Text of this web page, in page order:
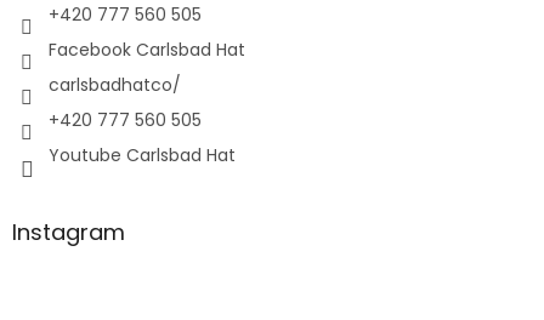
+420 777 560 505
Facebook Carlsbad Hat
carlsbadhatco/
+420 777 560 505
Youtube Carlsbad Hat
Instagram